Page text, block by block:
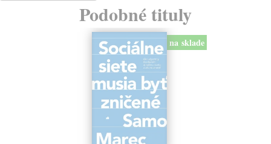
Podobné tituly
na sklade